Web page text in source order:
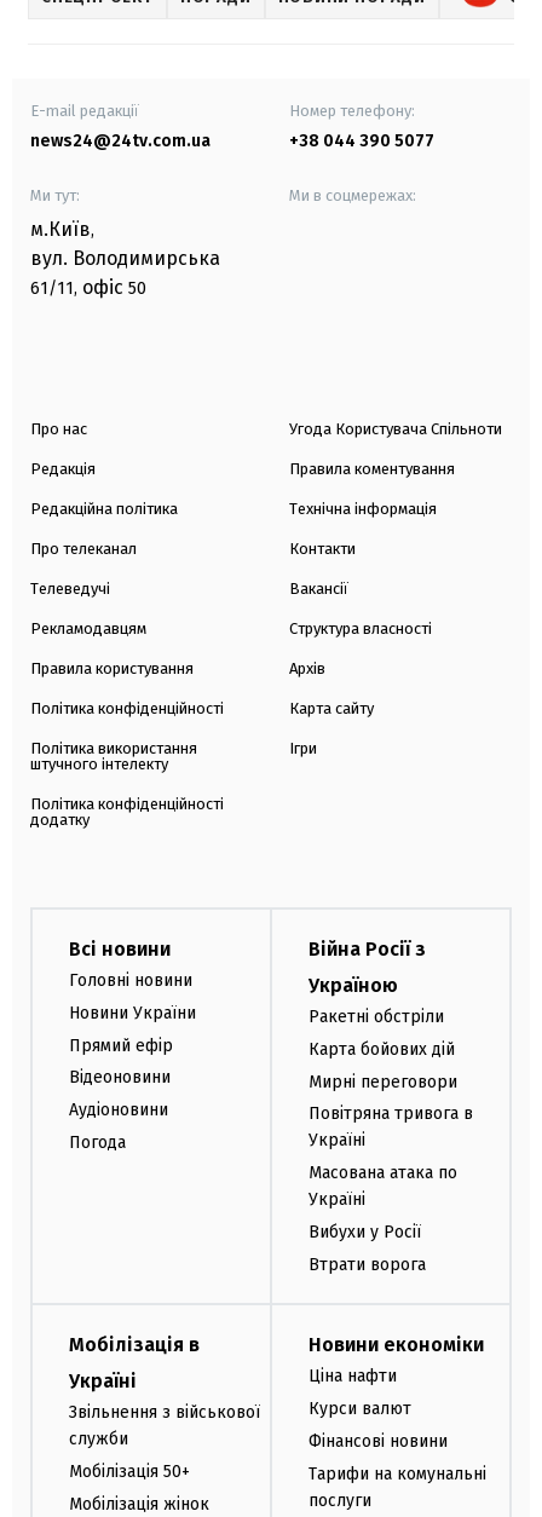
E-mail редакції
news24@24tv.com.ua
Номер телефону:
+38 044 390 5077
Ми тут:
м.Київ,
вул. Володимирська
61/11, офіс 50
Ми в соцмережах:
Про нас
Редакція
Редакційна політика
Про телеканал
Телеведучі
Рекламодавцям
Правила користування
Політика конфіденційності
Політика використання
штучного інтелекту
Політика конфіденційності
додатку
Угода Користувача Спільноти
Правила коментування
Технічна інформація
Контакти
Вакансії
Структура власності
Архів
Карта сайту
Ігри
Всі новини
Головні новини
Новини України
Прямий ефір
Відеоновини
Аудіоновини
Погода
Війна Росії з
Україною
Ракетні обстріли
Карта бойових дій
Мирні переговори
Повітряна тривога в
Україні
Масована атака по
Україні
Вибухи у Росії
Втрати ворога
Мобілізація в
Україні
Звільнення з військової
служби
Мобілізація 50+
Мобілізація жінок
Новини економіки
Ціна нафти
Курси валют
Фінансові новини
Тарифи на комунальні
послуги